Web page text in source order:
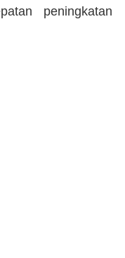
peningkatan